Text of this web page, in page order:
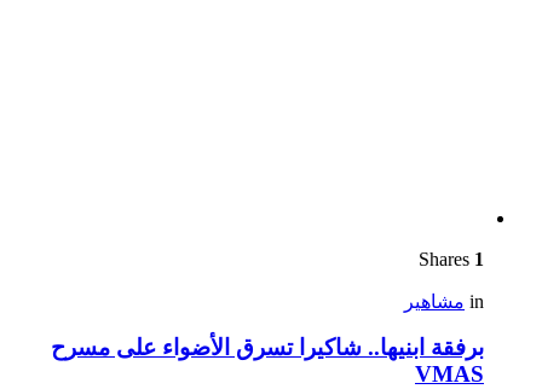
1
in مشاهير
برفقة ابنيها.. شاكيرا تسرق الأضواء على مسرح
VMAS